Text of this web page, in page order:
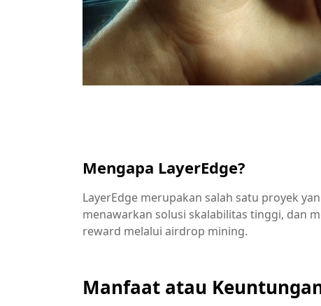
Mengapa LayerEdge?
LayerEdge merupakan salah satu proyek
menawarkan solusi skalabilitas tinggi, dan
reward melalui airdrop mining.
Manfaat atau